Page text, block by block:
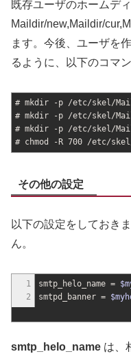
既存ユーザのホームデ
Maildir/new,Maildir/
ます。今後、ユーザを
るように、以下のコマ
# mkdir -p /etc/skel/
# mkdir -p /etc/skel/
# mkdir -p /etc/skel/
# chmod -R 700 /etc/
その他の設定
以下の設定をしておき
ん。
1
2
smtp_helo_name =
smtpd_banner =
smtp_helo_name は、